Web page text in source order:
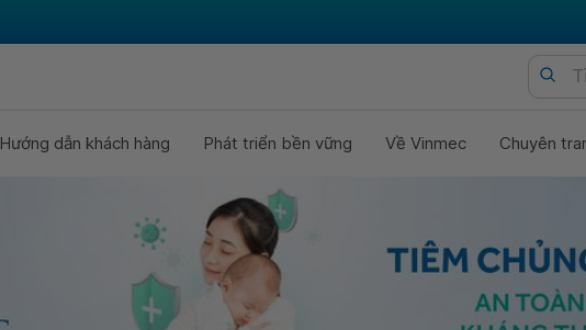
Hướng dẫn khách hàng Phát triển bền vững Về Vinmec Chuyên